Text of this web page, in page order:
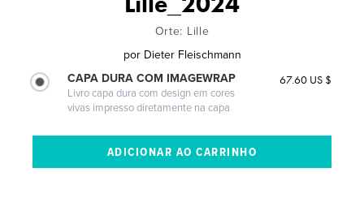
Orte: Lille
por Dieter Fleischmann
CAPA DURA COM IMAGEWRAP
Livro capa dura com design em cores
vivas impresso diretamente na capa
67.60 US $